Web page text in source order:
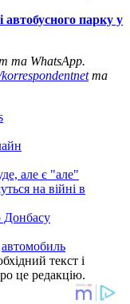
парку у
та WhatsApp.
та
але є "але"
на війні в
Донбасу
автомобиль
текст і
це редакцію.